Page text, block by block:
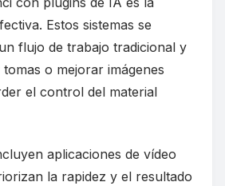
Estos sistemas se
flujo de trabajo tradicional y
o mejorar imágenes
el control del material
aplicaciones de vídeo
la rapidez y el resultado